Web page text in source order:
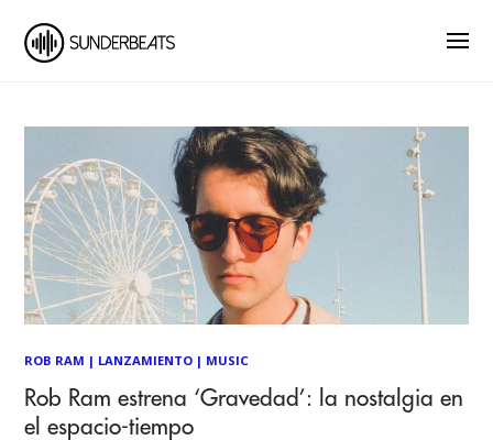
ROB RAM | LANZAMIENTO | MUSIC
Rob Ram estrena ‘Gravedad’: la nostalgia en
el espacio-tiempo